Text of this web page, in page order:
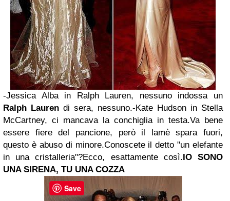
-Jessica Alba in Ralph Lauren, nessuno indossa un
Ralph Lauren di sera, nessuno.-Kate Hudson in Stella
McCartney, ci mancava la conchiglia in testa.Va bene
essere fiere del pancione, però il lamè spara fuori,
questo è abuso di minore.Conoscete il detto "un elefante
in una cristalleria"?Ecco, esattamente così.IO SONO
UNA SIRENA, TU UNA COZZA
Save